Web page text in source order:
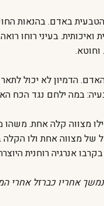
באדם. בהנאות
ואיכותית. בעיני
האדם. הדמיון לא
במה ילחם נגד הכח
מצווה קלה אחת.
של מצווה אחת ולו
אנרגיה רוחנית
אחריו כברזל אחרי